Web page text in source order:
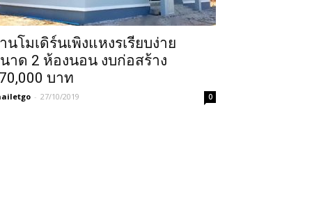
นโมเดิร์นเพิงแหงรเรียบง่าย
าด 2 ห้องนอน งบก่อสร้าง
บาท
- 27/10/2019 0